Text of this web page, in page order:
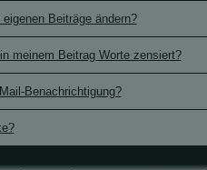
Beiträge ändern?
meinem Beitrag Worte zensiert?
Benachrichtigung?